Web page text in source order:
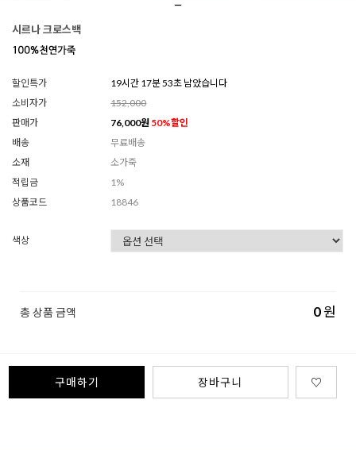
시르나 크로스백
할인특가
19시간 17분 51초 남았습니다
소비자가
152,000
판매가
76,000원 50%할인
배송
무료배송
소재
소가죽
적립금
1%
상품코드
18846
색상
총 상품 금액 0원
구매하기 장바구니 ♡